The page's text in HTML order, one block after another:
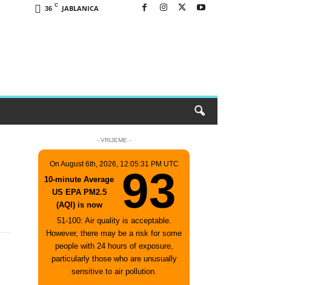
36 C JABLANICA
- VRIJEME -
On August 6th, 2026, 12:05:31 PM UTC
10-minute Average
US EPA PM2.5
(AQI) is now
93
51-100: Air quality is acceptable.
However, there may be a risk for some
people with 24 hours of exposure,
particularly those who are unusually
sensitive to air pollution.